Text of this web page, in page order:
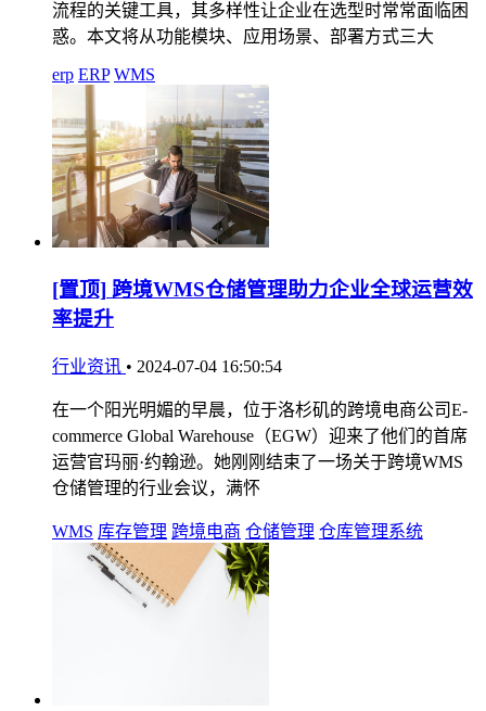
流程的关键工具，其多样性让企业在选型时常常面临困
惑。本文将从功能模块、应用场景、部署方式三大
erp ERP WMS
[置顶] 跨境WMS仓储管理助力企业全球运营效
率提升
行业资讯 • 2024-07-04 16:50:54
在一个阳光明媚的早晨，位于洛杉矶的跨境电商公司E-
commerce Global Warehouse（EGW）迎来了他们的首席
运营官玛丽·约翰逊。她刚刚结束了一场关于跨境WMS
仓储管理的行业会议，满怀
WMS 库存管理 跨境电商 仓储管理 仓库管理系统